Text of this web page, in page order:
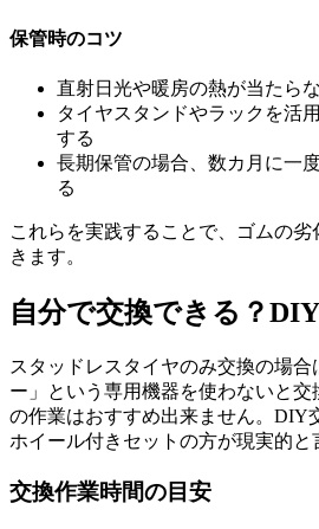
保管時のコツ
直射日光や暖房の熱が当たら
タイヤスタンドやラックを活
する
長期保管の場合、数カ月に一
る
これらを実践することで、ゴムの
きます。
自分で交換できる？
スタッドレスタイヤのみ交換の場合
ー」という専用機器を使わないと
の作業はおすすめ出来ません。DIY
ホイール付きセットの方が現実的と
交換作業時間の目安